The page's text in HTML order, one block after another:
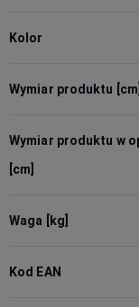
Kolor
Wymiar produktu [cm]
Wymiar produktu w
[cm]
Waga [kg]
Kod EAN